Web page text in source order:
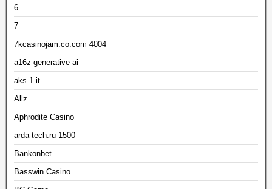
6
7
7kcasinojam.co.com 4004
a16z generative ai
aks 1 it
Allz
Aphrodite Casino
arda-tech.ru 1500
Bankonbet
Basswin Casino